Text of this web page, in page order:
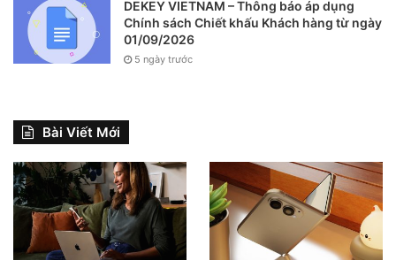
DEKEY VIETNAM – Thông báo áp dụng
Chính sách Chiết khấu Khách hàng từ ngày
01/09/2026
5 ngày trước
Bài Viết Mới